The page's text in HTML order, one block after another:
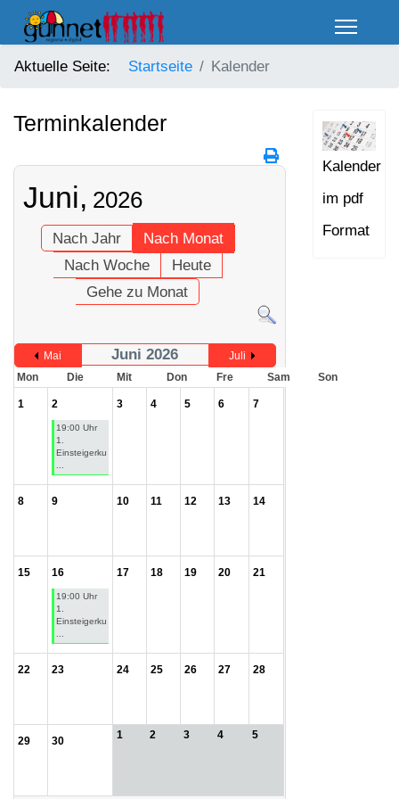
Aktuelle Seite: Startseite Kalender
Terminkalender
Juni, 2026
Nach Jahr
Nach Monat
Nach Woche
Heute
Gehe zu Monat
Mai Juni 2026
Juli
Mon
Die Mit Don Fre Sam Son
1 2
19:00 Uhr
1.
Einsteigerku
3 4 5 6 7
8 9 10 11 12 13 14
15 16
19:00 Uhr
1.
Einsteigerku
17 18 19 20 21
22 23 24 25 26 27 28
29 30 1 2 3 4 5
Kalender
im pdf
Format